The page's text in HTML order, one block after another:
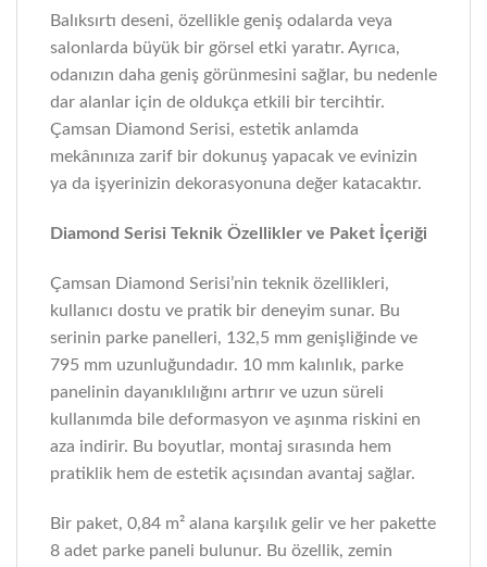
Balıksırtı deseni, özellikle geniş odalarda veya
salonlarda büyük bir görsel etki yaratır. Ayrıca,
odanızın daha geniş görünmesini sağlar, bu nedenle
dar alanlar için de oldukça etkili bir tercihtir.
Çamsan Diamond Serisi, estetik anlamda
mekânınıza zarif bir dokunuş yapacak ve evinizin
ya da işyerinizin dekorasyonuna değer katacaktır.
Diamond Serisi Teknik Özellikler ve Paket İçeriği
Çamsan Diamond Serisi’nin teknik özellikleri,
kullanıcı dostu ve pratik bir deneyim sunar. Bu
serinin parke panelleri, 132,5 mm genişliğinde ve
795 mm uzunluğundadır. 10 mm kalınlık, parke
panelinin dayanıklılığını artırır ve uzun süreli
kullanımda bile deformasyon ve aşınma riskini en
aza indirir. Bu boyutlar, montaj sırasında hem
pratiklik hem de estetik açısından avantaj sağlar.
Bir paket, 0,84 m² alana karşılık gelir ve her pakette
8 adet parke paneli bulunur. Bu özellik, zemin